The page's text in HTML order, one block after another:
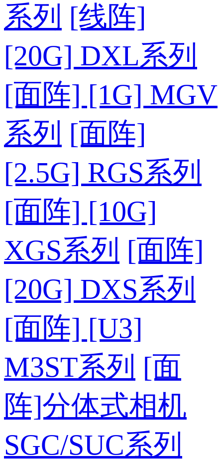
系列 [线阵]
[20G] DXL系列
[面阵] [1G] MGV
系列 [面阵]
[2.5G] RGS系列
[面阵] [10G]
XGS系列 [面阵]
[20G] DXS系列
[面阵] [U3]
M3ST系列 [面
阵]分体式相机
SGC/SUC系列